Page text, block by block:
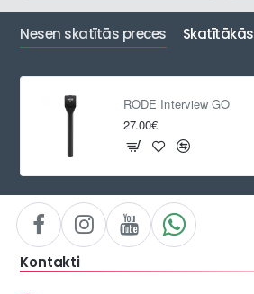
Nesen skatītās preces Skatītākās
RODE Interview GO
27.00€
Kontakti